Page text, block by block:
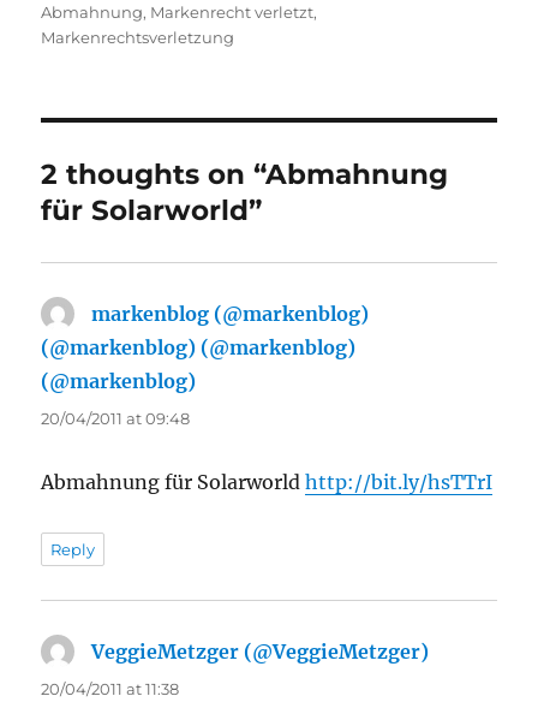
on
Abmahnung, Markenrecht verletzt,
Markenrechtsverletzung
2 thoughts on “Abmahnung
für Solarworld”
markenblog (@markenblog)
(@markenblog) (@markenblog)
(@markenblog)
20/04/2011 at 09:48
Abmahnung für Solarworldhttp://bit.ly/hsTTrI
Reply
VeggieMetzger (@VeggieMetzger)
20/04/2011 at 11:38